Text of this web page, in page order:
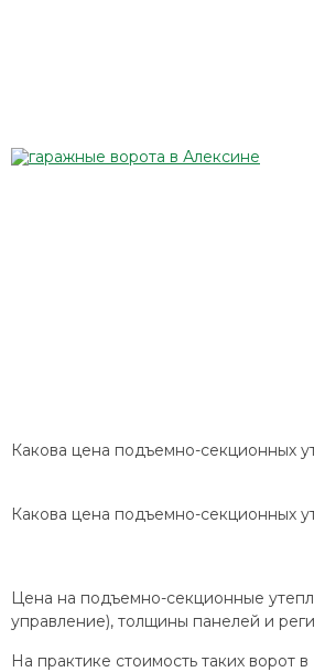
Какова цена подъемно-секционных
Какова цена подъемно-секционных
Цена на подъемно-секционные
управление), толщины панелей и
На практике стоимость таких ворот